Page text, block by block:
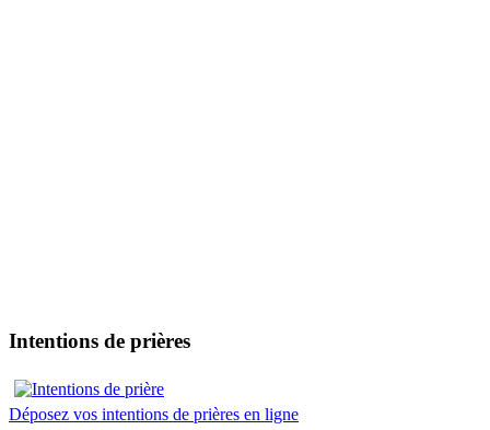
Intentions de prières
Déposez vos intentions de prières en ligne